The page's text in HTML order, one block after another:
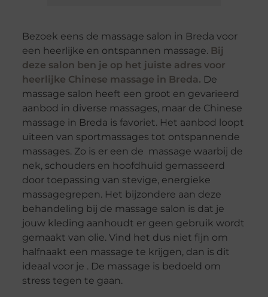
Bezoek eens de massage salon in Breda voor
een heerlijke en ontspannen massage. Bij
deze salon ben je op het juiste adres voor
heerlijke Chinese massage in Breda. De
massage salon heeft een groot en gevarieerd
aanbod in diverse massages, maar de Chinese
massage in Breda is favoriet. Het aanbod loopt
uiteen van sportmassages tot ontspannende
massages. Zo is er een de massage waarbij de
nek, schouders en hoofdhuid gemasseerd
door toepassing van stevige, energieke
massagegrepen. Het bijzondere aan deze
behandeling bij de massage salon is dat je
jouw kleding aanhoudt er geen gebruik wordt
gemaakt van olie. Vind het dus niet fijn om
halfnaakt een massage te krijgen, dan is dit
ideaal voor je . De massage is bedoeld om
stress tegen te gaan.